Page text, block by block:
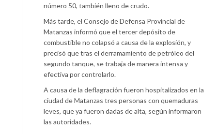
número 50, también lleno de crudo.
Más tarde, el Consejo de Defensa Provincial de
Matanzas informó que el tercer depósito de
combustible no colapsó a causa de la explosión, y
precisó que tras el derramamiento de petróleo del
segundo tanque, se trabaja de manera intensa y
efectiva por controlarlo.
A causa de la deflagración fueron hospitalizados en la
ciudad de Matanzas tres personas con quemaduras
leves, que ya fueron dadas de alta, según informaron
las autoridades.